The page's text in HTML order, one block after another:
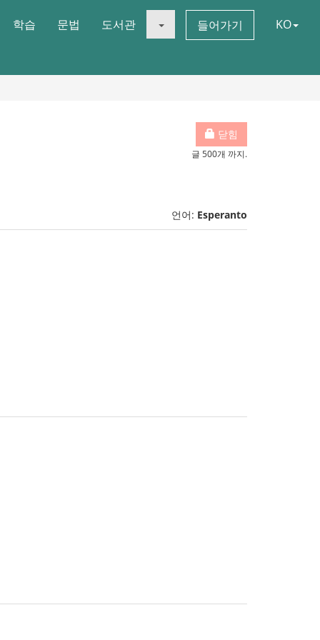
학습 문법 도서관 들어가기 KO
닫힘
글 500개 까지.
언어: Esperanto